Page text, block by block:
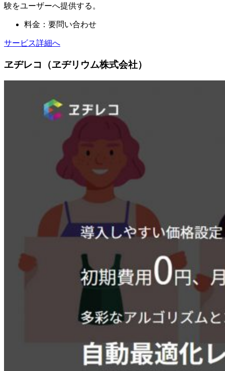
験をユーザーへ提供する。
料金：要問い合わせ
サービス詳細へ
ヱヂレコ（ヱヂリウム株式会社）